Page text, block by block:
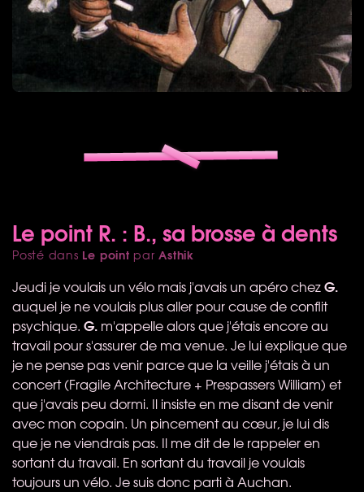
Le point R. : B., sa brosse à dents
Posté dans Le point parAsthik
Jeudi je voulais un vélo mais j'avais un apéro chezG.
auquel je ne voulais plus aller pour cause de conflit
psychique. G. m'appelle alors que j'étais encore au
travail pour s'assurer de ma venue. Je lui explique que
je ne pense pas venir parce que la veille j'étais à un
concert (Fragile Architecture + Prespassers William) et
que j'avais peu dormi. Il insiste en me disant de venir
avec mon copain. Un pincement au cœur, je lui dis
que je ne viendrais pas. Il me dit de le rappeler en
sortant du travail. En sortant du travail je voulais
toujours un vélo. Je suis donc parti à Auchan.